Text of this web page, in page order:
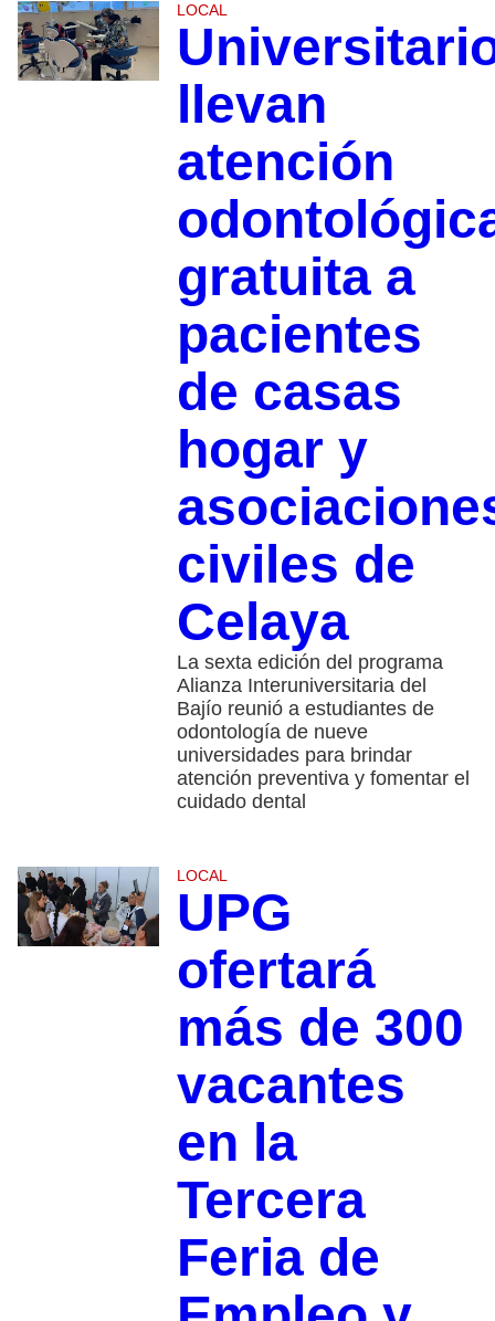
LOCAL
llevan
atención
gratuita a
pacientes
de casas
hogar y
civiles de
Celaya
La sexta edición del programa
Alianza Interuniversitaria del
Bajío reunió a estudiantes de
odontología de nueve
universidades para brindar
atención preventiva y fomentar el
cuidado dental
LOCAL
UPG
ofertará
más de 300
vacantes
en la
Tercera
Feria de